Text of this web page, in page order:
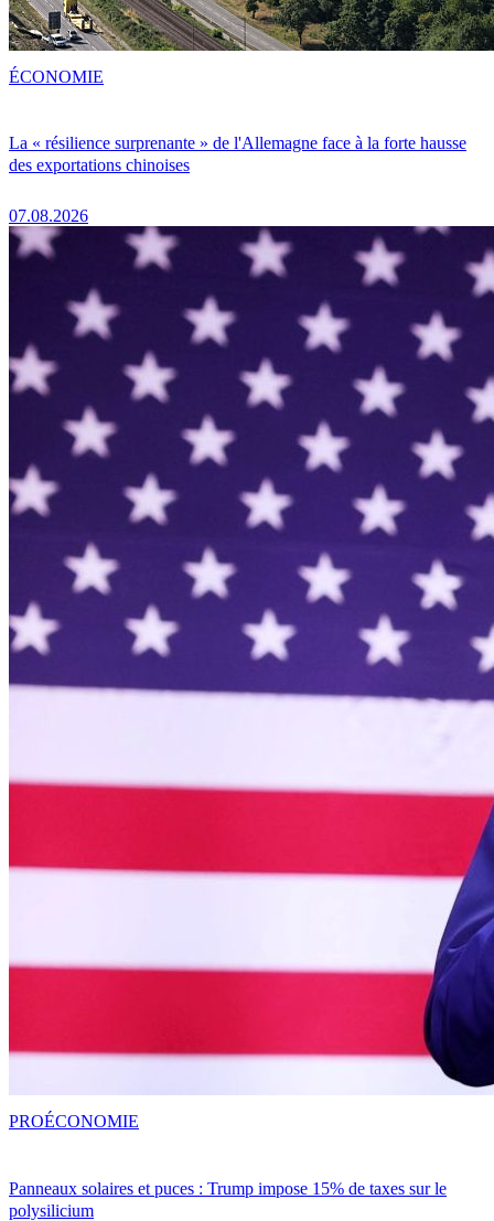
La « résilience surprenante » de l'Allemagne face à la forte hausse
des exportations chinoises
07.08.2026
ÉCONOMIE
Panneaux solaires et puces : Trump impose 15% de taxes sur le
polysilicium
PROÉCONOMIE